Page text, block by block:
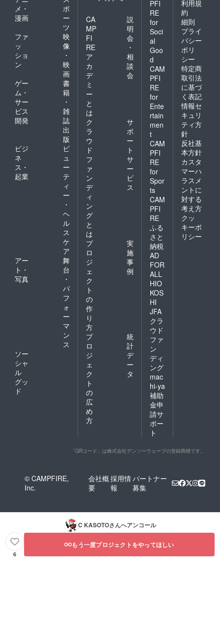
メ・
漫画
ポ
ー
ツ
ファ
ッ
ショ
ン
映
像
・
映
画
ゲー
ム・
サー
ビス
開発
書
籍
・
雑
誌
出
版
ビジ
ネ
ス・
起業
ビ
ュ
ー
テ
ィ
ー
・
ヘ
ル
ス
ケ
ア
アー
ト・
写真
舞
台
・
パ
フ
ォ
ー
マ
ン
ス
ソー
シャ
ル
グッ
ド
CA
MP
FI
RE
ア
カ
デ
ミ
ー
と
は
説
明
会
・
相
談
会
ク
ラ
ウ
ド
フ
ァ
ン
デ
ィ
ン
グ
と
は
サ
ポ
ー
ト
サ
ー
ビ
ス
プ
ロ
ジ
ェ
ク
ト
の
作
り
方
実
施
事
例
プ
ロ
ジ
ェ
ク
ト
の
広
め
方
統
計
デ
ー
タ
PFI
RE
for
Soci
al
Goo
d
CAM
PFI
RE
for
Ente
rtain
men
t
CAM
PFI
RE
for
Spor
ts
CAM
PFI
RE
ふる
さと
納税
AD
FOR
ALL
HIO
KOS
HI
JFA
クラ
ウド
ファ
ン
ディ
ング
mac
hi-ya
補助
金申
請サ
ポー
ト
利用規
約
細則
プライ
バシー
ポリ
シー
特定商
取引法
に基づ
く表記
情報セ
キュリ
ティ方
針
反社基
本方針
カスタ
マーハ
ラスメ
ントに
対する
考え方
クッ
キーポ
リシー
「QRコード」は株式会社デンソーウェーブの登録商標です。
© CAMPFIRE,
Inc.
会社概
要
採用情
報
パートナー
募集
C KASOTOさんへアンコール
6
もう一度プロジェクトをやってほしい